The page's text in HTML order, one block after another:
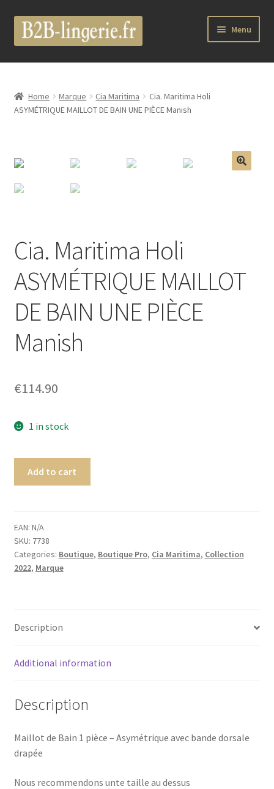
Aller
Aller
au
Menu
B2B Lingerie Site Officiel
Wholesale Registration Page
Boutique
Marques
Femme
Homme
Maillot de bain Femme
Home Marque Cia Maritima
Cia. Maritima Holi
ASYMÉTRIQUE MAILLOT DE BAIN UNE PIÈCE Manish
Cia. Maritima Holi
ASYMÉTRIQUE MAILLOT
DE BAIN UNE PIÈCE
Manish
€114.90
1 in stock
Add to cart
EAN: N/A
SKU: 7738
Categories: Boutique, Boutique Pro, Cia Maritima, Collection
2022, Marque
Description
Additional information
Description
Maillot de Bain 1 pièce – Asymétrique avec bande dorsale
drapée
Nous recommendons unte taille au dessus